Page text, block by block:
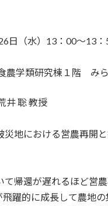
水）13：00～13：
類研究棟１階 みら
聡 教授
地における営農再開と
帰還が遅れるほど営
飛躍的に成長して農地